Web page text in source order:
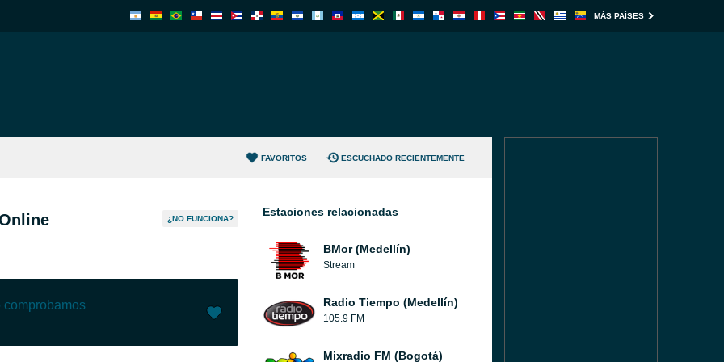
MÁS PAÍSES
FAVORITOS ESCUCHADO RECIENTEMENTE
¿NO FUNCIONA?
comprobamos
Estaciones relacionadas
BMor (Medellín)
Stream
Radio Tiempo (Medellín)
105.9 FM
Mixradio FM (Bogotá)